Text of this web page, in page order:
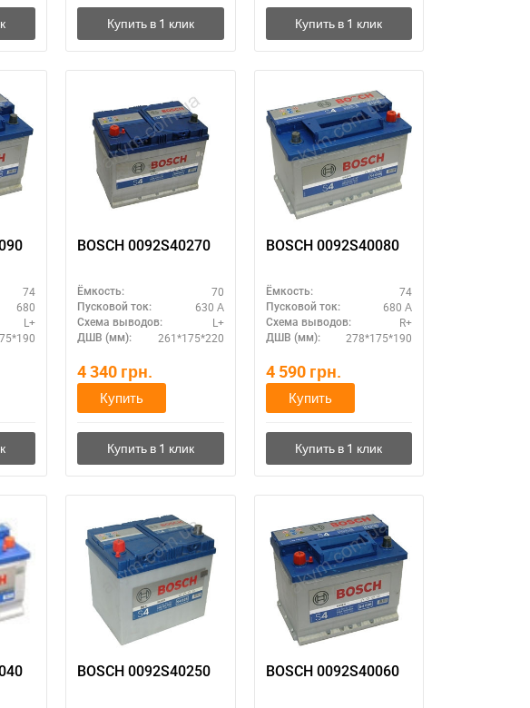
74
680
L+
BOSCH 0092S40270
Ёмкость: 70
Пусковой ток: 630 А
Схема выводов: L+
ДШВ (мм): 261*175*220
4 340 грн.
Купить
BOSCH 0092S40080
Ёмкость: 74
Пусковой ток: 680 А
Схема выводов: R+
ДШВ (мм): 278*175*190
4 590 грн.
Купить
BOSCH 0092S40250 BOSCH 0092S40060